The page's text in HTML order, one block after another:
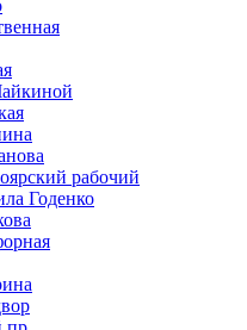
рабочий
Годенко